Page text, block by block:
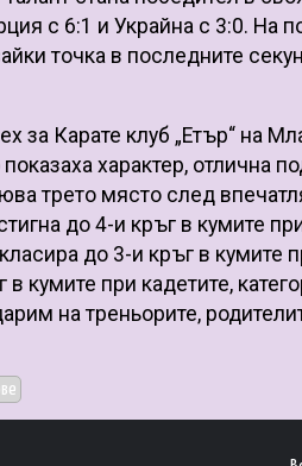
с 6:1 и Украйна с 3:0. На
точка в последните
за Карате клуб „Етър“ на
характер, отлична
трето място след
до 4-и кръг в кумите
до 3-и кръг в кумите
в кумите при кадетите,
на треньорите,